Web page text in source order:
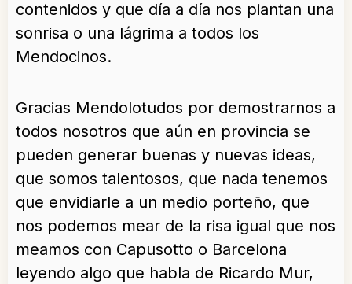
contenidos y que día a día nos piantan una
sonrisa o una lágrima a todos los
Mendocinos.
Gracias Mendolotudos por demostrarnos a
todos nosotros que aún en provincia se
pueden generar buenas y nuevas ideas,
que somos talentosos, que nada tenemos
que envidiarle a un medio porteño, que
nos podemos mear de la risa igual que nos
meamos con Capusotto o Barcelona
leyendo algo que habla de Ricardo Mur,